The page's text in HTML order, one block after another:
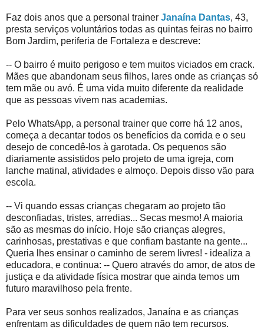
Faz dois anos que a personal trainer Janaína Dantas, 43,
presta serviços voluntários todas as quintas feiras no bairro
Bom Jardim, periferia de Fortaleza e descreve:
-- O bairro é muito perigoso e tem muitos viciados em crack.
Mães que abandonam seus filhos, lares onde as crianças só
tem mãe ou avó. É uma vida muito diferente da realidade
que as pessoas vivem nas academias.
Pelo WhatsApp, a personal trainer que corre há 12 anos,
começa a decantar todos os benefícios da corrida e o seu
desejo de concedê-los à garotada. Os pequenos são
diariamente assistidos pelo projeto de uma igreja, com
lanche matinal, atividades e almoço. Depois disso vão para
escola.
-- Vi quando essas crianças chegaram ao projeto tão
desconfiadas, tristes, arredias... Secas mesmo! A maioria
são as mesmas do início. Hoje são crianças alegres,
carinhosas, prestativas e que confiam bastante na gente...
Queria lhes ensinar o caminho de serem livres! - idealiza a
educadora, e continua: -- Quero através do amor, de atos de
justiça e da atividade física mostrar que ainda temos um
futuro maravilhoso pela frente.
Para ver seus sonhos realizados, Janaína e as crianças
enfrentam as dificuldades de quem não tem recursos.